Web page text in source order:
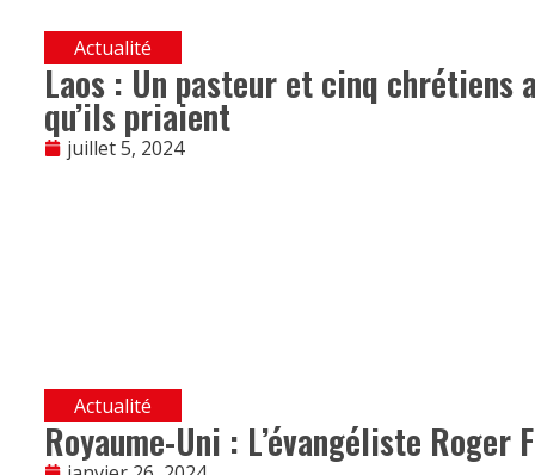
Actualité
Laos : Un pasteur et cinq chrétiens
qu’ils priaient
juillet 5, 2024
Actualité
Royaume-Uni : L’évangéliste Roger